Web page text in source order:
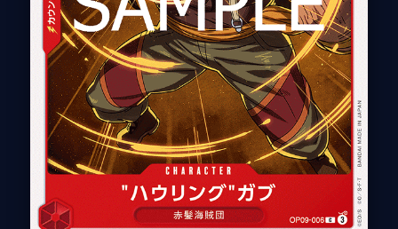
ตารางออกอากาศอนิ
เมะ (คืนนี้)
ตารางออกอากาศอนิ
เมะ